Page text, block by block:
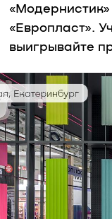
«Европласт».
выигрывайте